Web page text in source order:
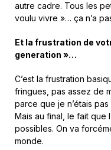
autre cadre. Tous les
voulu vivre »… ça n’a
Et la frustration de
generation »…
C’est la frustration
fringues, pas assez de
parce que je n’étais
Mais au final, le fait que
possibles. On va
monde.